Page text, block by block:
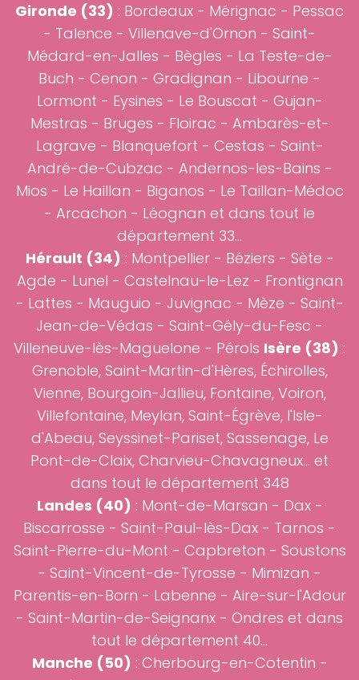
Gironde (33) : Bordeaux - Mérignac - Pessac
- Talence - Villenave-d'Ornon - Saint-
Médard-en-Jalles - Bègles - La Teste-de-
Buch - Cenon - Gradignan - Libourne -
Lormont - Eysines - Le Bouscat - Gujan-
Mestras - Bruges - Floirac - Ambarès-et-
Lagrave - Blanquefort - Cestas - Saint-
André-de-Cubzac - Andernos-les-Bains -
Mios - Le Haillan - Biganos - Le Taillan-Médoc
- Arcachon - Léognan et dans tout le
département 33...
Hérault (34) : Montpellier- Béziers - Sète -
Agde - Lunel - Castelnau-le-Lez - Frontignan
- Lattes - Mauguio - Juvignac - Mèze - Saint-
Jean-de-Védas - Saint-Gély-du-Fesc -
Villeneuve-lès-Maguelone - Pérols Isère (38) :
Grenoble, Saint-Martin-d'Hères, Échirolles,
Vienne, Bourgoin-Jallieu, Fontaine, Voiron,
Villefontaine, Meylan, Saint-Égrève, l'Isle-
d'Abeau, Seyssinet-Pariset, Sassenage, Le
Pont-de-Claix, Charvieu-Chavagneux... et
dans tout le département 348
Landes (40) : Mont-de-Marsan - Dax-
Biscarrosse - Saint-Paul-lès-Dax - Tarnos -
Saint-Pierre-du-Mont - Capbreton - Soustons
- Saint-Vincent-de-Tyrosse - Mimizan -
Parentis-en-Born - Labenne - Aire-sur-l'Adour
- Saint-Martin-de-Seignanx - Ondres et dans
tout le département 40...
Manche (50) : Cherbourg-en-Cotentin -